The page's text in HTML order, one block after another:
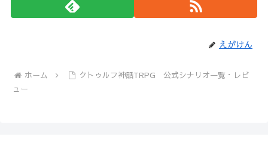
えがけん
ホーム
クトゥルフ神話TRPG 公式シナリオ一覧・レビ
ュー